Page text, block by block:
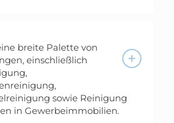
breite Palette von
einschließlich
sowie Reinigung
in Gewerbeimmobilien.